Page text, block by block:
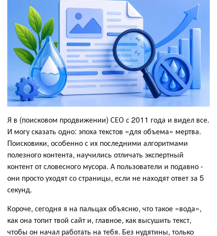
Я в (поисковом продвижении) СЕО с 2011 года и видел все.
И могу сказать одно: эпоха текстов «для объема» мертва.
Поисковики, особенно с их последними алгоритмами
полезного контента, научились отличать экспертный
контент от словесного мусора. А пользователи и подавно -
они просто уходят со страницы, если не находят ответ за 5
секунд.
Короче, сегодня я на пальцах объясню, что такое «вода»,
как она топит твой сайт и, главное, как высушить текст,
чтобы он начал работать на тебя. Без нудятины, только